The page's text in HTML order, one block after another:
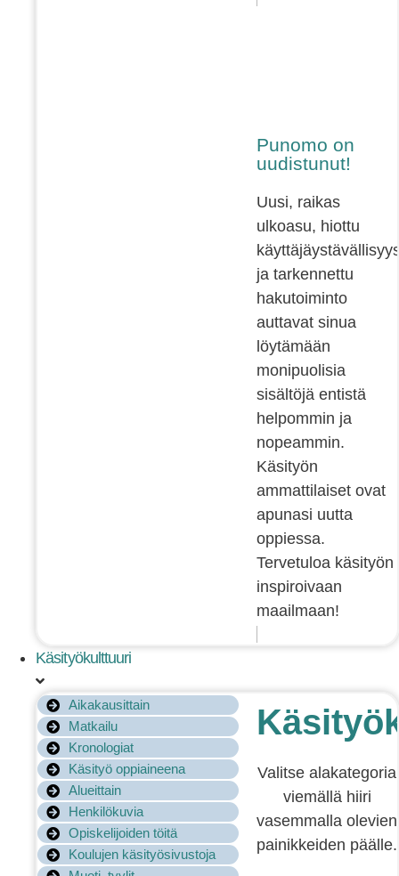
Punomo on
uudistunut!
Uusi, raikas
ulkoasu, hiottu
ja tarkennettu
hakutoiminto
auttavat sinua
löytämään
monipuolisia
sisältöjä entistä
helpommin ja
nopeammin.
Käsityön
ammattilaiset ovat
apunasi uutta
oppiessa.
Tervetuloa käsityön
inspiroivaan
maailmaan!
Käsityökulttuuri
Aikakausittain
Matkailu
Kronologiat
Käsityö oppiaineena
Alueittain
Henkilökuvia
Opiskelijoiden töitä
Koulujen käsityösivustoja
Valitse alakategoria
viemällä hiiri
vasemmalla olevien
painikkeiden päälle.